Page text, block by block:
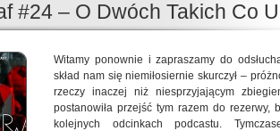
#24 – O Dwóch Takich Co
Witamy ponownie i zapraszamy do
skład nam się niemiłosiernie skurczył –
rzeczy inaczej niż niesprzyjającym
postanowiła przejść tym razem do
kolejnych odcinkach podcastu.